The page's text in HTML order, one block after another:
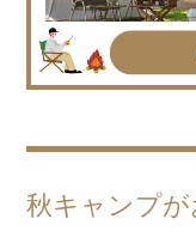
秋キャンプ